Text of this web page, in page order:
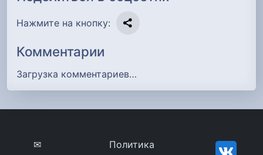
Нажмите на кнопку:
Комментарии
Загрузка комментариев…
✉
Политика